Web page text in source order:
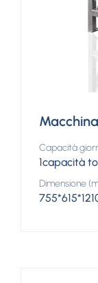
Capacità
1capacità
Dimensione